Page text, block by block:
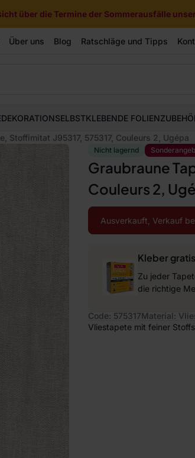
über die Termine der Sommerausfälle
Über uns Blog Ratschläge und Tipps
DEKORATIONSELBSTKLEBENDE FOLIEN
Stoffimitat J95317, 575317, Couleurs 2, Ugépa
Nicht lagernd
Graubraune
Couleurs 2,
Ausverkauft, Verkauf
Kleber gratis
Zu jeder
die richtige
Code: 575317Material:
Vliestapete mit feiner